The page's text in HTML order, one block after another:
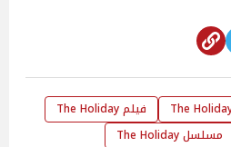
The
فيلم The Holiday
مسلسل The Holiday